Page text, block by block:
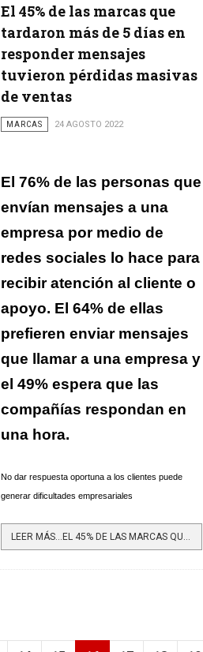
El 45% de las marcas que
tardaron más de 5 días en
responder mensajes
tuvieron pérdidas masivas
de ventas
MARCAS 24 AGOSTO 2022
El 76% de las personas que
envían mensajes a una
empresa por medio de
redes sociales lo hace para
recibir atención al cliente o
apoyo. El 64% de ellas
prefieren enviar mensajes
que llamar a una empresa y
el 49% espera que las
compañías respondan en
una hora.
No dar respuesta oportuna a los clientes puede
generar dificultades empresariales
LEER MÁS…EL 45% DE LAS MARCAS QUE TARDARON MÁS DE 5 DÍAS EN RESPONDER MENSAJES TUVIERON PÉRDIDAS MASIVAS DE...